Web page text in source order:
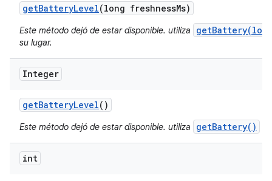
getBatteryLevel(long freshnessMs)
Este método dejó de estar disponible. utiliza
su lugar.
Integer
getBatteryLevel()
Este método dejó de estar disponible. utiliza getBattery()
int